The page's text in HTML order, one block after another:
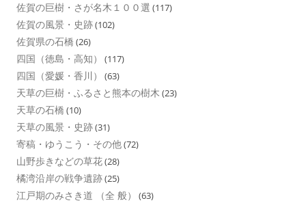
佐賀の巨樹・さが名木１００選 (117)
佐賀の風景・史跡(102)
佐賀県の石橋 (26)
四国（徳島・高知） (117)
四国（愛媛・香川） (63)
天草の巨樹・ふるさと熊本の樹木 (23)
天草の石橋 (10)
天草の風景・史跡(31)
寄稿・ゆうこう・その他(72)
山野歩きなどの草花(28)
橘湾沿岸の戦争遺跡(25)
江戸期のみさき道 （全 般） (63)